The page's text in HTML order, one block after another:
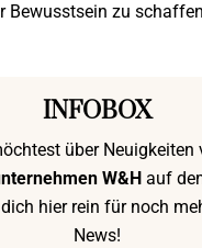
Bewusstsein zu
INFOBOX
über Neuigkeiten
W&H auf
hier rein für noch
News!